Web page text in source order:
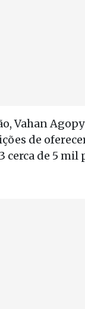
Vahan
de
cerca de 5 mil